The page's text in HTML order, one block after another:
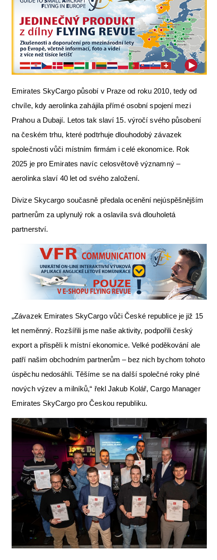
Emirates SkyCargo působí v Praze od roku 2010, tedy od
chvíle, kdy aerolinka zahájila přímé osobní spojení mezi
Prahou a Dubají. Letos tak slaví 15. výročí svého působení
na českém trhu, které podtrhuje dlouhodobý závazek
společnosti vůči místním firmám i celé ekonomice. Rok
2025 je pro Emirates navíc celosvětově významný –
aerolinka slaví 40 let od svého založení.
Divize Skycargo současně předala ocenění nejúspěšnějším
partnerům za uplynulý rok a oslavila svá dlouholetá
partnerství.
„Závazek Emirates SkyCargo vůči České republice je již 15
let neměnný. Rozšířili jsme naše aktivity, podpořili český
export a přispěli k místní ekonomice. Velké poděkování ale
patří našim obchodním partnerům – bez nich bychom tohoto
úspěchu nedosáhli. Těšíme se na další společné roky plné
nových výzev a milníků,“ řekl Jakub Kolář, Cargo Manager
Emirates SkyCargo pro Českou republiku.